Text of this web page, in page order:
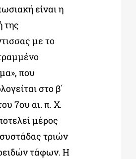
είναι η
της
με το
που
στο β΄
7ου αι. π. Χ.
μέρος
τριών
τάφων. Η